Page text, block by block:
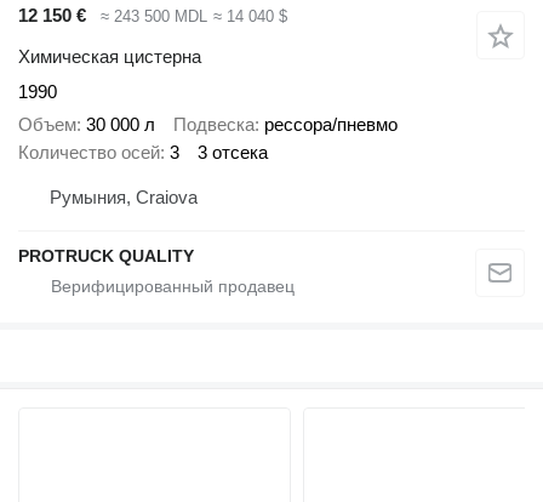
12 150 €
≈ 243 500 MDL ≈ 14 040 $
Химическая цистерна
1990
Объем 30 000 л Подвеска рессора/пневмо
Количество осей 3 3 отсека
Румыния, Craiova
PROTRUCK QUALITY